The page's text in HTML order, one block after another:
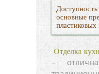
основные
пластиковых
Отделка
–